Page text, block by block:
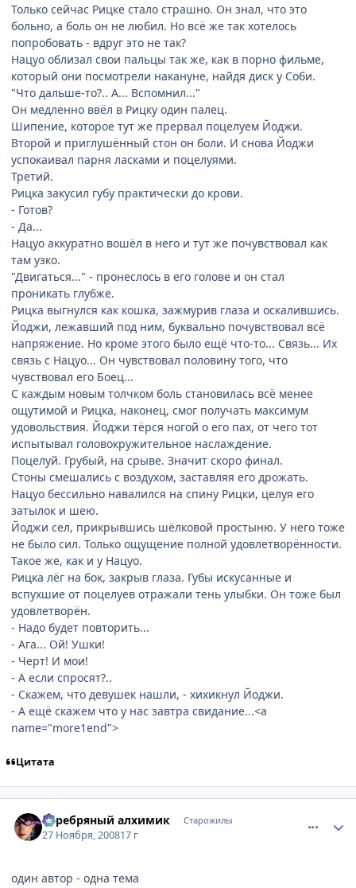
Только сейчас Рицке стало страшно. Он знал, что это
больно, а боль он не любил. Но всё же так хотелось
попробовать - вдруг это не так?
Нацуо облизал свои пальцы так же, как в порно фильме,
который они посмотрели накануне, найдя диск у Соби.
"Что дальше-то?.. А... Вспомнил..."
Он медленно ввёл в Рицку один палец.
Шипение, которое тут же прервал поцелуем Йоджи.
Второй и приглушённый стон он боли. И снова Йоджи
успокаивал парня ласками и поцелуями.
Третий.
Рицка закусил губу практически до крови.
- Готов?
- Да...
Нацуо аккуратно вошёл в него и тут же почувствовал как
там узко.
"Двигаться..." - пронеслось в его голове и он стал
проникать глубже.
Рицка выгнулся как кошка, зажмурив глаза и оскалившись.
Йоджи, лежавший под ним, буквально почувствовал всё
напряжение. Но кроме этого было ещё что-то... Связь... Их
связь с Нацуо... Он чувствовал половину того, что
чувствовал его Боец...
С каждым новым толчком боль становилась всё менее
ощутимой и Рицка, наконец, смог получать максимум
удовольствия. Йоджи тёрся ногой о его пах, от чего тот
испытывал головокружительное наслаждение.
Поцелуй. Грубый, на срыве. Значит скоро финал.
Стоны смешались с воздухом, заставляя его дрожать.
Нацуо бессильно навалился на спину Рицки, целуя его
затылок и шею.
Йоджи сел, прикрывшись шёлковой простыню. У него тоже
не было сил. Только ощущение полной удовлетворённости.
Такое же, как и у Нацуо.
Рицка лёг на бок, закрыв глаза. Губы искусанные и
вспухшие от поцелуев отражали тень улыбки. Он тоже был
удовлетворён.
- Надо будет повторить...
- Ага... Ой! Ушки!
- Черт! И мои!
- А если спросят?..
- Скажем, что девушек нашли, - хихикнул Йоджи.
- А ещё скажем что у нас завтра свидание...<a
name="more1end">
Цитата
Серебряный алхимик Старожилы
27 Ноября, 200817 г
один автор - одна тема